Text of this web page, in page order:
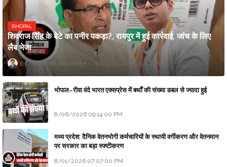
BHOPAL
शिवराज सिंह के बेटे का पनीर पकड़ा?, रायपुर में हुई कार्रवाई, जांच के लिए
लैब भेजा
Updesh Awasthee 8/06/2026 10:09:00 PM
भोपाल–रीवा वंदे भारत एक्सप्रेस में बर्थों की संख्या डबल से ज्यादा हुई
8/06/2026 09:14:00 PM
मध्य प्रदेश: दैनिक वेतनभोगी कर्मचारियों के स्थायी वर्गीकरण और वेतनमान
पर सरकार का बड़ा स्पष्टीकरण
8/01/2026 07:07:00 PM